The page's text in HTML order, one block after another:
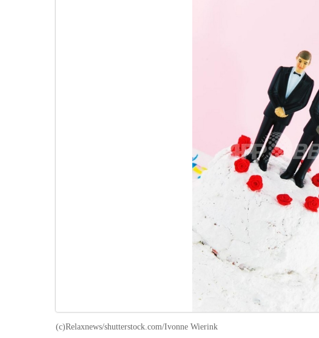
(c)Relaxnews/shutterstock.com/Ivonne Wierink